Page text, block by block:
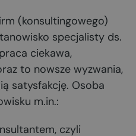
(konsultingowego)
specjalisty ds.
ciekawa,
to nowsze wyzwania,
satysfakcję. Osoba
m.in.:
czyli